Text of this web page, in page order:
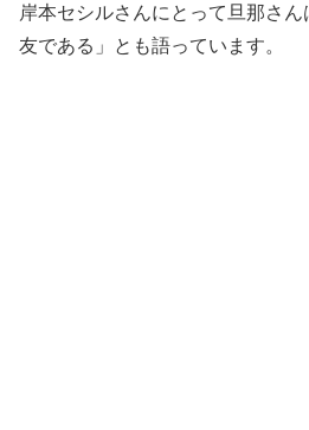
岸本セシルさんにとって旦那さ
友である」とも語っています。